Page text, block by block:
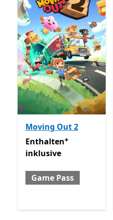
Moving Out 2
Enthalten inklusive
Enthalten+
inklusive
Game Pass